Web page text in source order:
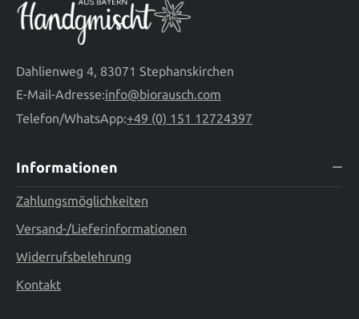
Dahlienweg 4, 83071 Stephanskirchen
E-Mail-Adresse:info@biorausch.com
Telefon/WhatsApp:+49 (0) 151 12724397
Informationen
Zahlungsmöglichkeiten
Versand-/Lieferinformationen
Widerrufsbelehrung
Kontakt